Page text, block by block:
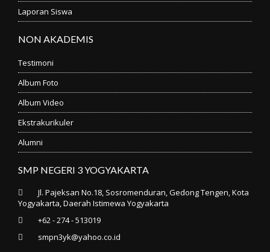
Laporan Siswa
NON AKADEMIS
Testimoni
Album Foto
Album Video
Ekstrakurikuler
Alumni
SMP NEGERI 3 YOGYAKARTA
Jl. Pajeksan No.18, Sosromenduran, Gedong Tengen, Kota
Yogyakarta, Daerah Istimewa Yogyakarta
+62 - 274 - 513019
smpn3yk@yahoo.co.id